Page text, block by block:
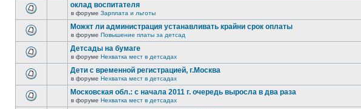
оклад воспитателя
в форуме Зарплата и льготы
Можкт ли администрация устанавливать крайни срок оплаты
в форуме Повышение платы за детсад
Детсады на бумаге
в форуме Нехватка мест в детсадах
Дети с временной регистрацией, г.Москва
в форуме Нехватка мест в детсадах
Московская обл.: с начала 2011 г. очередь выросла в два раза
в форуме Нехватка мест в детсадах